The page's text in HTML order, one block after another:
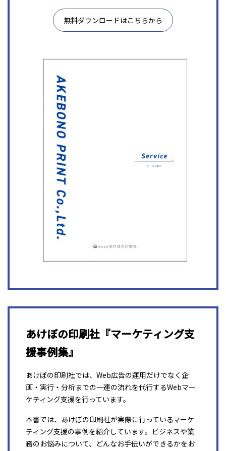
無料ダウンロードはこちらから
あけぼの印刷社『マーケティング支
援事例集』
あけぼの印刷社では、Web広告の運用だけでなく企
画・実行・分析までの一連の流れを代行するWebマー
ケティング支援を行っています。
本書では、あけぼの印刷社が実際に行っているマーケ
ティング支援の事例を紹介しています。ビジネスや業
務のお悩みについて、どんなお手伝いができるかをお